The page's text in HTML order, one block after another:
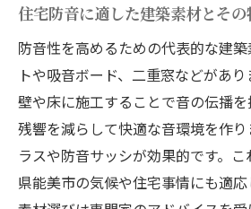
建築知識で賢く防音コス
低予算でも安心できる建
見積もり段階で注意した
建築防音で費用を抑える
住宅騒音の悩み建築で解決す
建築視点で解決する住宅
建築防音で生活音を軽減
住宅防音に適した建築素材とその
防音性を高めるための代表的な建
トや吸音ボード、二重窓などがあ
壁や床に施工することで音の伝播
残響を減らして快適な音環境を作
ラスや防音サッシが効果的です。
県能美市の気候や住宅事情にも適